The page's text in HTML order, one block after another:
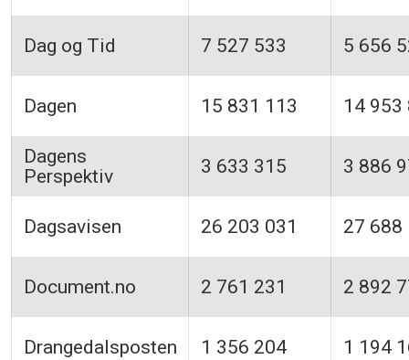
Dag og Tid 7 527 533 5 656
Dagen 15 831 113 14 953
Dagens
Perspektiv
3 633 315 3 886
Dagsavisen 26 203 031 27 688
Document.no 2 761 231 2 892
Drangedalsposten 1 356 204 1 194